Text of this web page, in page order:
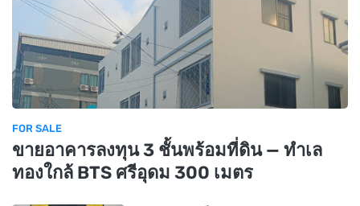
FOR SALE
ขายอาคารลงทุน 3 ชั้นพร้อมที่ดิน — ทำเล
ทองใกล้ BTS ศรีอุดม 300 เมตร